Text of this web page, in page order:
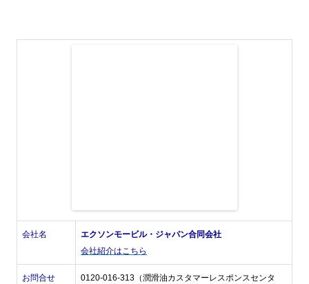
会社名
エクソンモービル・ジャパン合同会社
会社紹介はこちら
お問合せ
0120-016-313（潤滑油カスタマーレスポンスセンタ